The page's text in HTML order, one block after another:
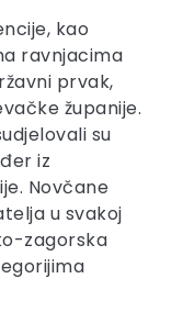
kao
ravnjacima
prvak,
županije.
su
iz
Novčane
u svakoj
zagorska